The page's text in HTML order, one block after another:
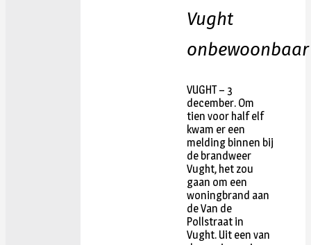
Vught
onbewoonbaar
VUGHT – 3
december. Om
tien voor half elf
kwam er een
melding binnen bij
de brandweer
Vught, het zou
gaan om een
woningbrand aan
de Van de
Pollstraat in
Vught. Uit een van